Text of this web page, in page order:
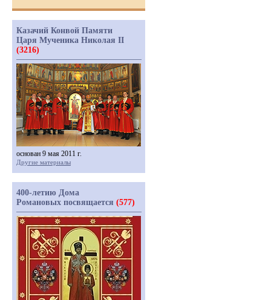
Казачий Конвой Памяти
Царя Мученика Николая II
(3216)
основан 9 мая 2011 г.
Другие материалы
400-летию Дома
Романовых посвящается (577)